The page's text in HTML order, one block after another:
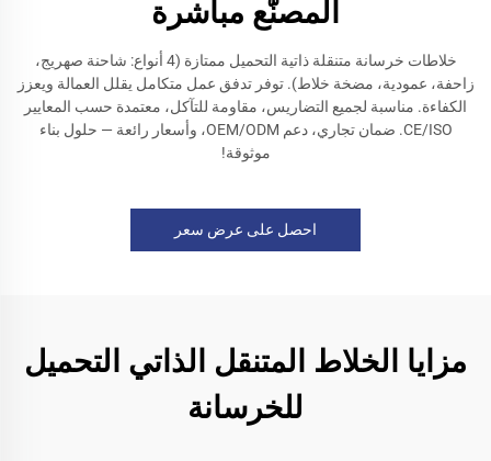
المصنّع مباشرة
خلاطات خرسانة متنقلة ذاتية التحميل ممتازة (4 أنواع: شاحنة صهريج،
زاحفة، عمودية، مضخة خلاط). توفر تدفق عمل متكامل يقلل العمالة ويعزز
الكفاءة. مناسبة لجميع التضاريس، مقاومة للتآكل، معتمدة حسب المعايير
CE/ISO. ضمان تجاري، دعم OEM/ODM، وأسعار رائعة — حلول بناء
موثوقة!
احصل على عرض سعر
مزايا الخلاط المتنقل الذاتي التحميل
للخرسانة